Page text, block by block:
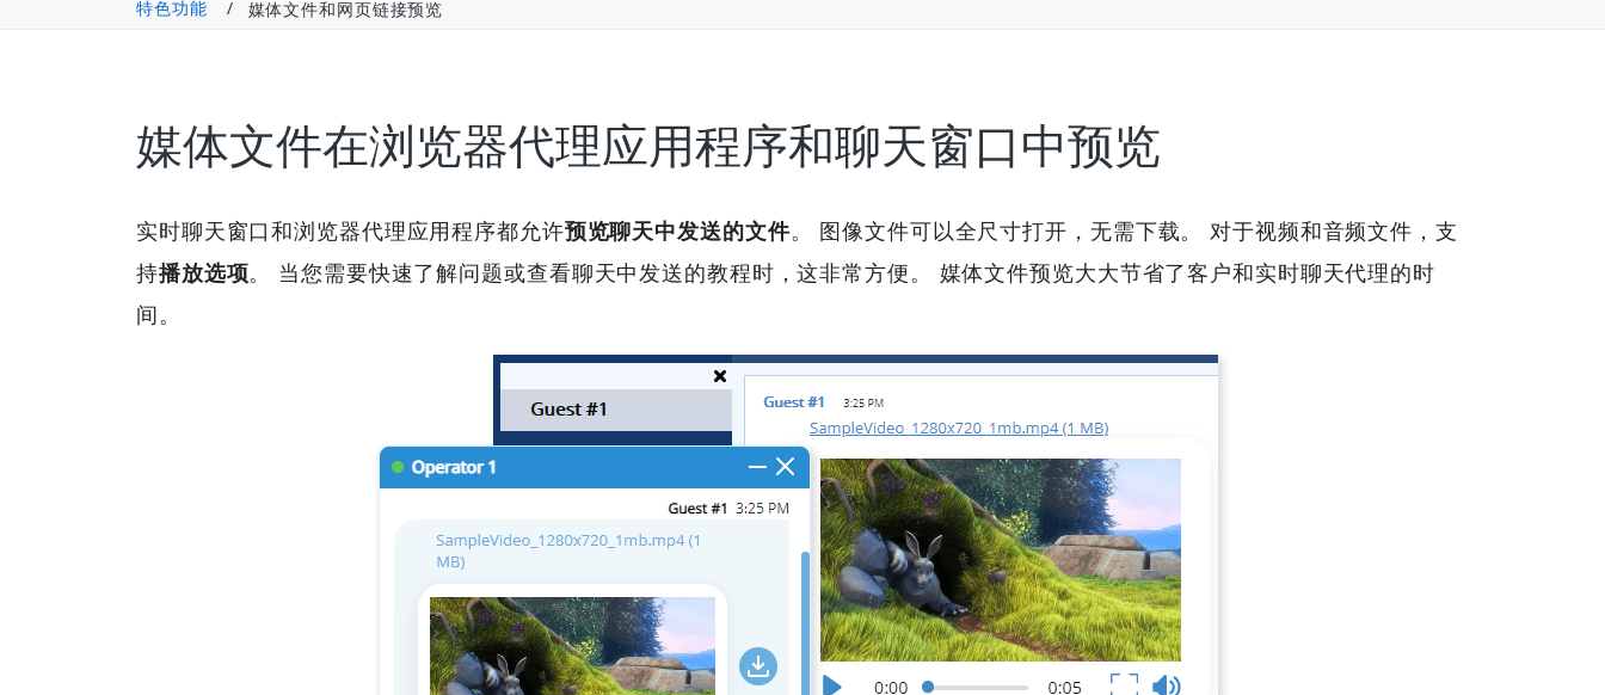
特色功能 媒体文件和网页链接预览
媒体文件在浏览器代理应用程序和聊天窗口中预览
实时聊天窗口和浏览器代理应用程序都允许预览聊天中发送的文件。 图像文件可以全尺寸打开，无需下载。 对于视频和音频文件，支
持播放选项。 当您需要快速了解问题或查看聊天中发送的教程时，这非常方便。 媒体文件预览大大节省了客户和实时聊天代理的时
间。